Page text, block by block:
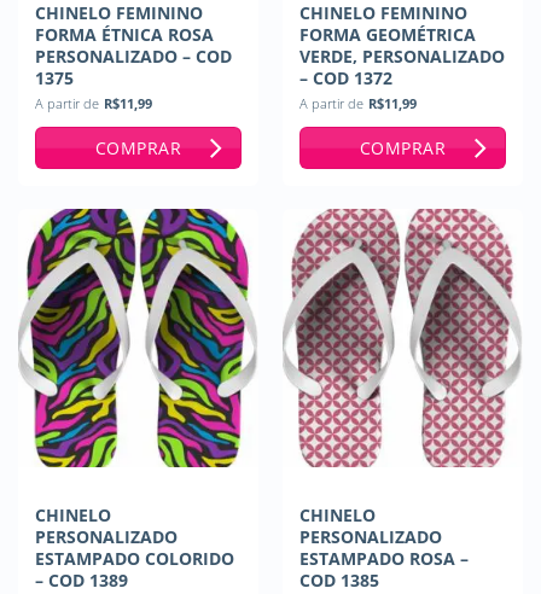
CHINELO FEMININO
FORMA ÉTNICA ROSA
PERSONALIZADO – COD
1375
A partir de R$11,99
COMPRAR
CHINELO FEMININO
FORMA GEOMÉTRICA
VERDE, PERSONALIZADO
– COD 1372
A partir de R$11,99
COMPRAR
CHINELO
PERSONALIZADO
ESTAMPADO COLORIDO
– COD 1389
CHINELO
PERSONALIZADO
ESTAMPADO ROSA –
COD 1385